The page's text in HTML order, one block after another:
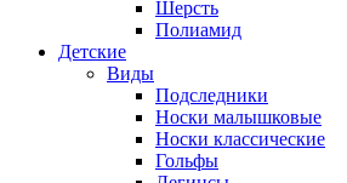
Шерсть
Полиамид
Детские
Виды
Подследники
Носки малышковые
Носки классические
Гольфы